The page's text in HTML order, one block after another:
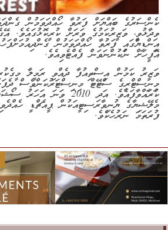
ކެންސަރުގެ ބައްޔަށް ފަރުވާ ހޯއްދަވަމުން
ވިދާޅުވީ، ވަޒީރުކަމުގެ ވަރަށް ކުރީކޮޅުގައެވެ.
އިންޑިޔާގައި ފަރުވާ ހޯއްދަވަމުން
އޮފީހަށް ނުކުންނަވަން ފެއްޓެވިއެވެ.
ވަޒީރު ކަމުން އިސްތިއުފާ ދެއްވި ރަމީލާ
މިނިސްޓްރީގެ ސްޓޭޓް މިނިސްޓަރުކަންވެސް
ކުރައްވާފައެވެ. އަދި 2010
މެލޭޝިޔާގެ ޔުނިވާރސިޓީއަކުން ޕީއެޗްޑީ
ފުރަތަމަ ނަރުހެކެވެ.